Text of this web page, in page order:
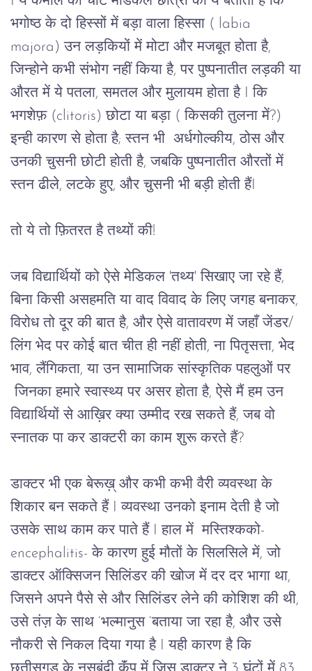
भगोष्ठ के दो हिस्सों में बड़ा वाला हिस्सा ( labia
majora) उन लड़कियों में मोटा और मजबूत होता है,
जिन्होने कभी संभोग नहीं किया है, पर पुष्पनातीत लड़की या
औरत में ये पतला, समतल और मुलायम होता है I कि
भगशेफ़ (clitoris) छोटा या बड़ा ( किसकी तुलना में?)
इन्ही कारण से होता है; स्तन भी अर्धगोल्कीय, ठोस और
उनकी चुसनी छोटी होती है, जबकि पुष्पनातीत औरतों में
स्तन ढीले, लटके हुए, और चुसनी भी बड़ी होती हैंI
तो ये तो फ़ितरत है तथ्यों की!
जब विद्यार्थियों को ऐसे मेडिकल 'तथ्य' सिखाए जा रहे हैं,
बिना किसी असहमति या वाद विवाद के लिए जगह बनाकर,
विरोध तो दूर की बात है, और ऐसे वातावरण में जहाँ जेंडर/
लिंग भेद पर कोई बात चीत ही नहीं होती, ना पितृसत्ता, भेद
भाव, लैंगिकता, या उन सामाजिक सांस्कृतिक पहलुओं पर
जिनका हमारे स्वास्थ्य पर असर होता है, ऐसे मैं हम उन
विद्यार्थियों से आख़िर क्या उम्मीद रख सकते हैं, जब वो
स्नातक पा कर डाक्टरी का काम शुरू करते हैं?
डाक्टर भी एक बेरूख़् और कभी कभी वैरी व्यवस्था के
शिकार बन सकते हैं I व्यवस्था उनको इनाम देती है जो
उसके साथ काम कर पाते हैं I हाल में मस्तिश्कको-
encephalitis- के कारण हुई मौतों के सिलसिले में, जो
डाक्टर ऑक्सिजन सिलिंडर की खोज में दर दर भागा था,
जिसने अपने पैसे से और सिलिंडर लेने की कोशिश की थी,
उसे तंज़ के साथ ‘भल्मानुस ‘बताया जा रहा है, और उसे
नौकरी से निकल दिया गया है I यही कारण है कि